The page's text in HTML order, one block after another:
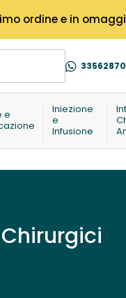
ordine e in
e
Iniezione
e
Infusione